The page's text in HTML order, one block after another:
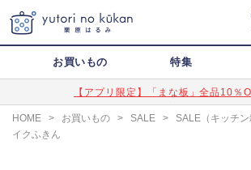
お買いもの 特集
【アプリ限定】「まな板」全品10％
HOME > お買いもの > SALE > SALE（キッチン
イクふきん